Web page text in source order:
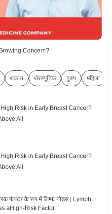
Concern?
थकान थेराप्यूटिक पुरुष महिला
Risk in Early Breast Cancer?
All
Risk in Early Breast Cancer?
All
फैक्टर के रूप में लिम्फ नोड्स | Lymph
aHigh-Risk Factor